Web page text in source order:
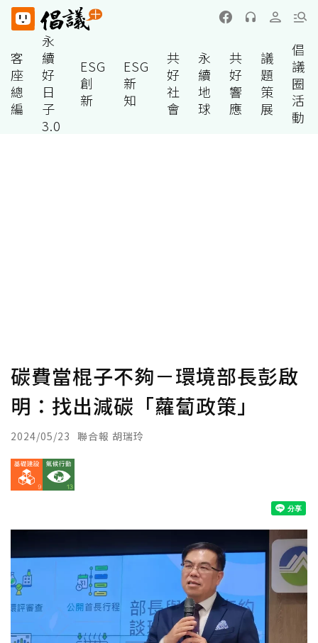
客
座
總
編
永
續
好
日
子
3.0
ESG
創
新
ESG
新
知
共
好
社
會
永
續
地
球
共
好
響
應
議
題
策
展
倡
議
圈
活
動
碳費當棍子不夠－環境部長彭啟
明：找出減碳「蘿蔔政策」
2024/05/23 聯合報 胡瑞玲